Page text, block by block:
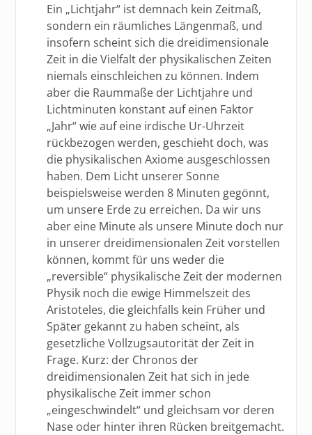
Ein „Lichtjahr“ ist demnach kein Zeitmaß,
sondern ein räumliches Längenmaß, und
insofern scheint sich die dreidimensionale
Zeit in die Vielfalt der physikalischen Zeiten
niemals einschleichen zu können. Indem
aber die Raummaße der Lichtjahre und
Lichtminuten konstant auf einen Faktor
„Jahr“ wie auf eine irdische Ur-Uhrzeit
rückbezogen werden, geschieht doch, was
die physikalischen Axiome ausgeschlossen
haben. Dem Licht unserer Sonne
beispielsweise werden 8 Minuten gegönnt,
um unsere Erde zu erreichen. Da wir uns
aber eine Minute als unsere Minute doch nur
in unserer dreidimensionalen Zeit vorstellen
können, kommt für uns weder die
„reversible“ physikalische Zeit der modernen
Physik noch die ewige Himmelszeit des
Aristoteles, die gleichfalls kein Früher und
Später gekannt zu haben scheint, als
gesetzliche Vollzugsautorität der Zeit in
Frage. Kurz: der Chronos der
dreidimensionalen Zeit hat sich in jede
physikalische Zeit immer schon
„eingeschwindelt“ und gleichsam vor deren
Nase oder hinter ihren Rücken breitgemacht.